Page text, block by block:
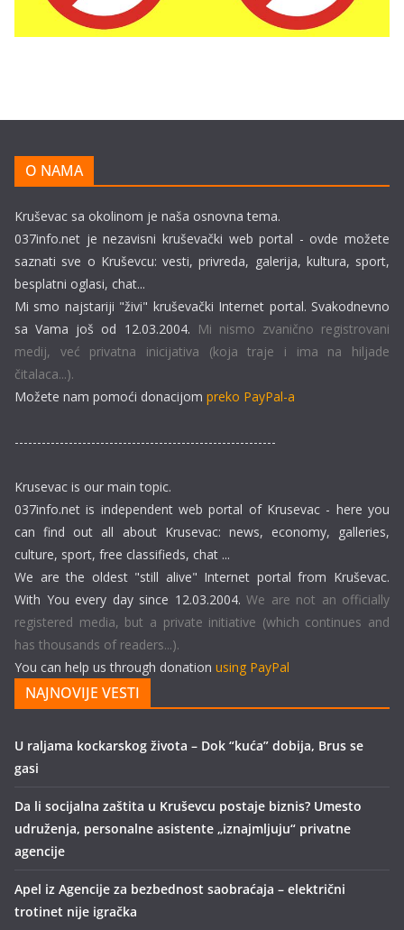
O NAMA
Kruševac sa okolinom je naša osnovna tema.
037info.net je nezavisni kruševački web portal - ovde možete
saznati sve o Kruševcu: vesti, privreda, galerija, kultura, sport,
besplatni oglasi, chat...
Mi smo najstariji "živi" kruševački Internet portal. Svakodnevno
sa Vama još od 12.03.2004. Mi nismo zvanično registrovani
medij, već privatna inicijativa (koja traje i ima na hiljade
čitalaca...).
Možete nam pomoći donacijom preko PayPal-a
----------------------------------------------------------
Krusevac is our main topic.
037info.net is independent web portal of Krusevac - here you
can find out all about Krusevac: news, economy, galleries,
culture, sport, free classifieds, chat ...
We are the oldest "still alive" Internet portal from Kruševac.
With You every day since 12.03.2004. We are not an officially
registered media, but a private initiative (which continues and
has thousands of readers...).
You can help us through donation using PayPal
NAJNOVIJE VESTI
U raljama kockarskog života – Dok “kuća” dobija, Brus se
gasi
Da li socijalna zaštita u Kruševcu postaje biznis? Umesto
udruženja, personalne asistente „iznajmljuju“ privatne
agencije
Apel iz Agencije za bezbednost saobraćaja – električni
trotinet nije igračka